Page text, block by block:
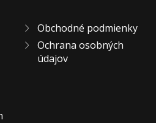
Obchodné podmienky
Ochrana osobných
údajov